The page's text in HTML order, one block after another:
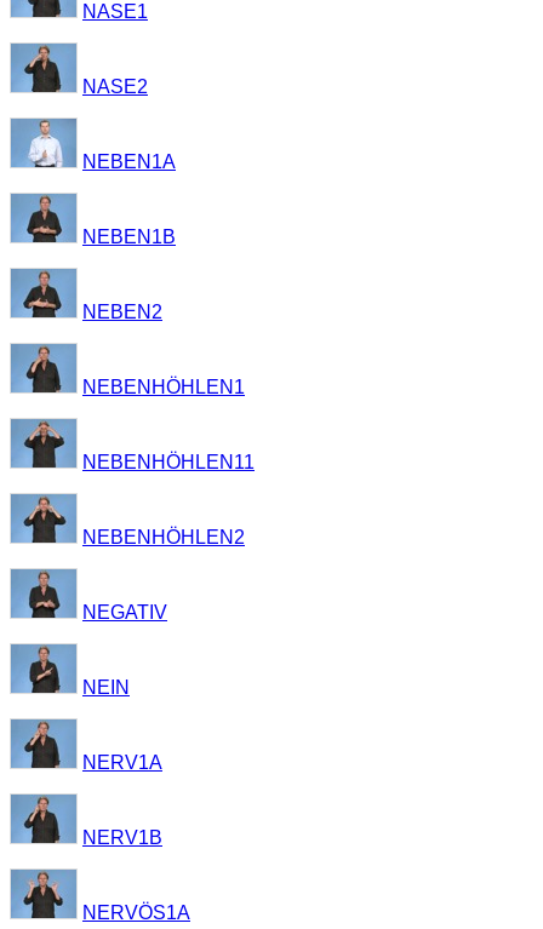
NASE1
NASE2
NEBEN1A
NEBEN1B
NEBEN2
NEBENHÖHLEN1
NEBENHÖHLEN11
NEBENHÖHLEN2
NEGATIV
NEIN
NERV1A
NERV1B
NERVÖS1A